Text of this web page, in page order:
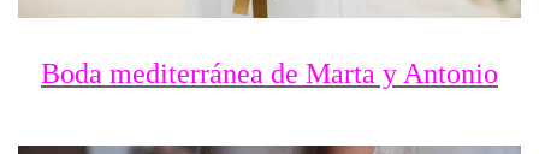
Boda mediterránea de Marta y Antonio